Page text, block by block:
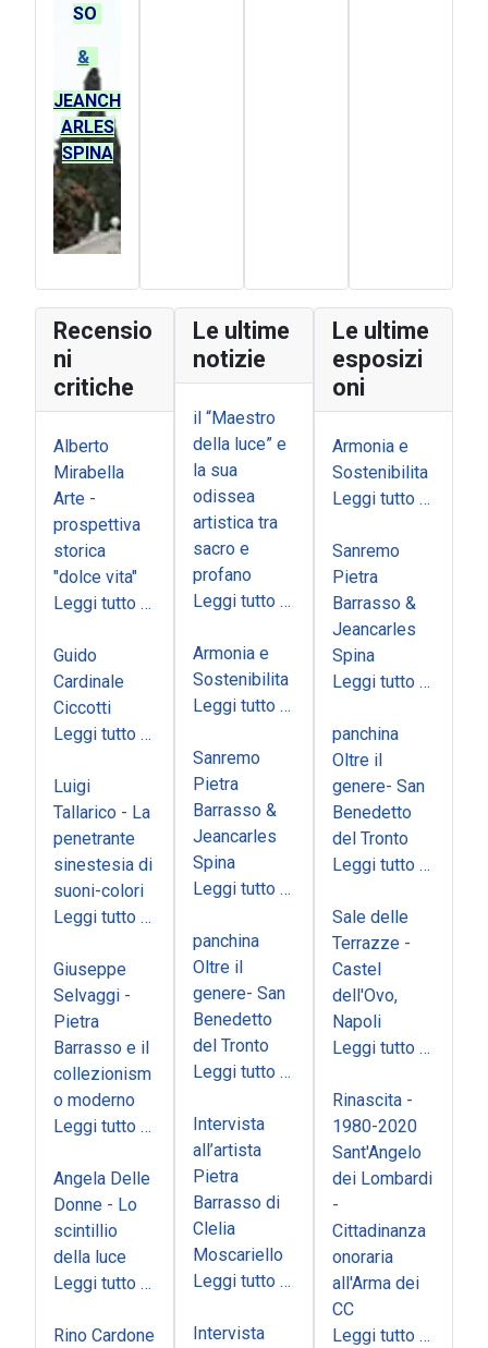
SO
&
JEANCH
ARLES
SPINA
Recensio
ni
critiche
Alberto
Mirabella
Arte -
prospettiva
storica
"dolce vita"
Leggi tutto …
Guido
Cardinale
Ciccotti
Leggi tutto …
Luigi
Tallarico - La
penetrante
sinestesia di
suoni-colori
Leggi tutto …
Giuseppe
Selvaggi -
Pietra
Barrasso e il
collezionism
o moderno
Leggi tutto …
Angela Delle
Donne - Lo
scintillio
della luce
Leggi tutto …
Rino Cardone
Le ultime
notizie
il “Maestro
della luce” e
la sua
odissea
artistica tra
sacro e
profano
Leggi tutto …
Armonia e
Sostenibilita
Leggi tutto …
Sanremo
Pietra
Barrasso &
Jeancarles
Spina
Leggi tutto …
panchina
Oltre il
genere- San
Benedetto
del Tronto
Leggi tutto …
Intervista
all’artista
Pietra
Barrasso di
Clelia
Moscariello
Leggi tutto …
Intervista
Le ultime
esposizi
oni
Armonia e
Sostenibilita
Leggi tutto …
Sanremo
Pietra
Barrasso &
Jeancarles
Spina
Leggi tutto …
panchina
Oltre il
genere- San
Benedetto
del Tronto
Leggi tutto …
Sale delle
Terrazze -
Castel
dell'Ovo,
Napoli
Leggi tutto …
Rinascita -
1980-2020
Sant'Angelo
dei Lombardi
-
Cittadinanza
onoraria
all'Arma dei
CC
Leggi tutto …